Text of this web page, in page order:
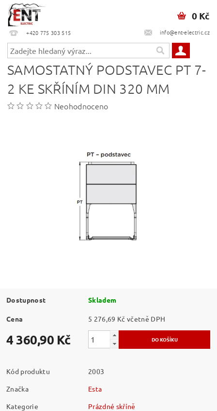
+420 775 303 515 info@ent-electric.cz
0 Kč
SAMOSTATNÝ PODSTAVEC PT 7-
2 KE SKŘÍNÍM DIN 320 MM
Neohodnoceno
Dostupnost Skladem
Cena 5 276,69 Kč včetně DPH
4 360,90 Kč
Kód produktu
2003
Značka
Esta
Kategorie
Prázdné skříně